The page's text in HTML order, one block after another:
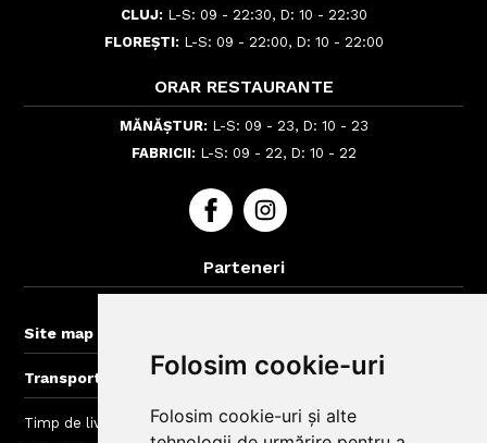
Folosim cookie-uri
Folosim cookie-uri și alte
CLUJ:L-S: 09 - 22:30, D: 10 - 22:30
FLOREȘTI:L-S: 09 - 22:00, D: 10 - 22:00
ORAR RESTAURANTE
MĂNĂȘTUR:L-S: 09 - 23, D: 10 - 23
FABRICII:L-S: 09 - 22, D: 10 - 22
Parteneri
Site map
Transport gratuit la comenzi > 60 lei
Timp de livrare mancare Cluj: intre 40 - 120 min